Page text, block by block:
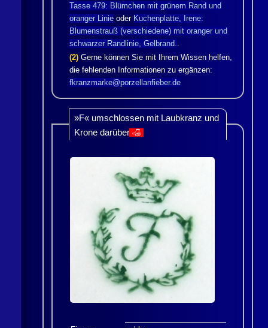
Tasse 479: Blümchen mit grünem Rand und
oranger Linieoder Kuchenplatte, Irene:
Blumenstrauß (verschiedene) mit oranger und
schwarzer Randlinie, Gelbrand.
(2)Gerne können Sie mit Ihrem Wissen helfen,
die fehlenden Informationen zu ergänzen:
fkranzmarke@porzellanfieber.de
»F« umschlossen mit Laubkranz und
Krone darüber 👎